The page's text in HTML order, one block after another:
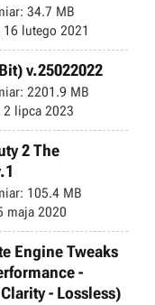
34.7 MB
16 lutego 2021
v.25022022
2201.9 MB
2 lipca 2023
2 The
105.4 MB
maja 2020
Engine Tweaks
-
- Lossless)